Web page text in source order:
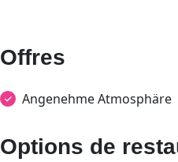
Offres
Angenehme Atmosphäre
Options de